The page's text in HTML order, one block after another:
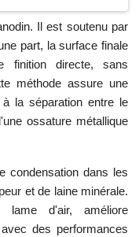
Il est soutenu par
part, la surface finale
finition directe, sans
méthode assure une
la séparation entre le
ossature métallique
condensation dans les
et de laine minérale.
lame d'air, améliore
des performances